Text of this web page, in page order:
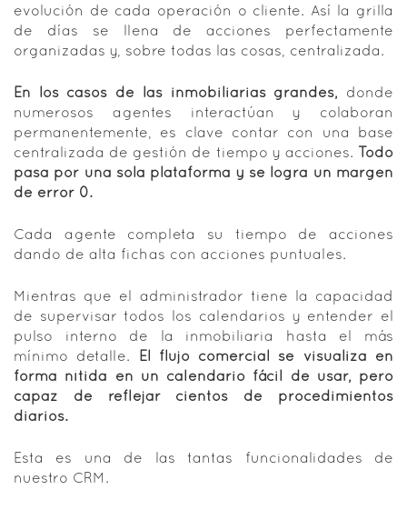
evolución de cada operación o cliente. Así la grilla
de días se llena de acciones perfectamente
organizadas y, sobre todas las cosas, centralizada.
En los casos de las inmobiliarias grandes, donde
numerosos agentes interactúan y colaboran
permanentemente, es clave contar con una base
centralizada de gestión de tiempo y acciones. Todo
pasa por una sola plataforma y se logra un margen
de error 0.
Cada agente completa su tiempo de acciones
dando de alta fichas con acciones puntuales.
Mientras que el administrador tiene la capacidad
de supervisar todos los calendarios y entender el
pulso interno de la inmobiliaria hasta el más
mínimo detalle. El flujo comercial se visualiza en
forma nítida en un calendario fácil de usar, pero
capaz de reflejar cientos de procedimientos
diarios.
Esta es una de las tantas funcionalidades de
nuestro CRM.